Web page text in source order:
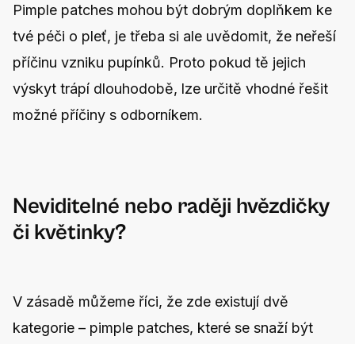
Pimple patches mohou být dobrým doplňkem ke
tvé péči o pleť, je třeba si ale uvědomit, že neřeší
příčinu vzniku pupínků. Proto pokud tě jejich
výskyt trápí dlouhodobě, lze určitě vhodné řešit
možné příčiny s odborníkem.
Neviditelné nebo raději hvězdičky
či květinky?
V zásadě můžeme říci, že zde existují dvě
kategorie – pimple patches, které se snaží být